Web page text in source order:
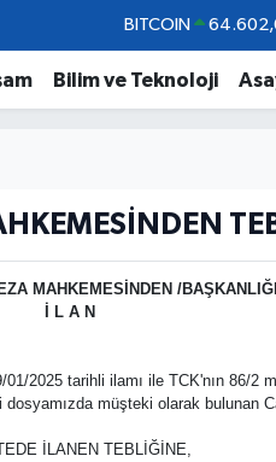
BITCOIN
DOLAR
EURO
Bilim ve Teknoloji
MAHKEMESİNDEN /
İ L A N
2025 tarihli ilamı ile TCK'nın 86/2
müşteki olarak bulunan
İLANEN TEBLİĞİNE,